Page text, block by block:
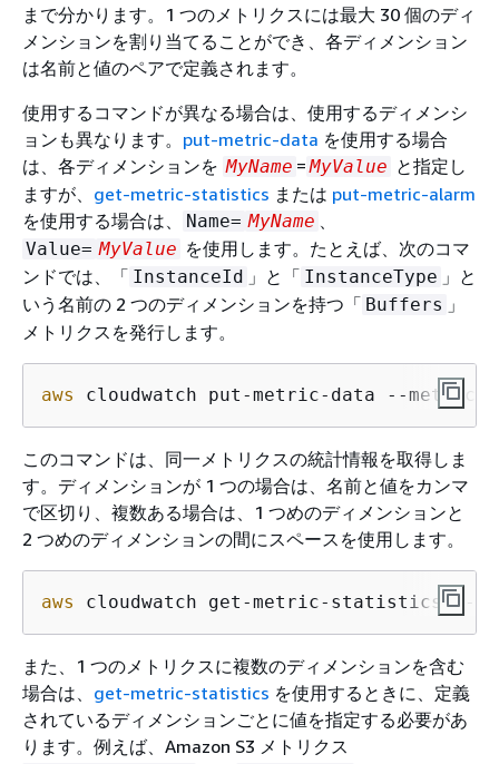
まで分かります。1 つのメトリクスには最大 30 個のディ
メンションを割り当てることができ、各ディメンション
は名前と値のペアで定義されます。
使用するコマンドが異なる場合は、使用するディメンシ
ョンも異なります。 put-metric-data を使用する場合
は、各ディメンションを MyName = MyValue と指定し
ますが、 get-metric-statistics または put-metric-alarm
を使用する場合は、
Name= MyName 、
Value= MyValue を使用します。たとえば、次のコマ
ンドでは、「 InstanceId 」と「 InstanceType 」と
いう名前の 2 つのディメンションを持つ「 Buffers 」
メトリクスを発行します。
aws cloudwatch put-metric-data --metric-
このコマンドは、同一メトリクスの統計情報を取得しま
す。ディメンションが 1 つの場合は、名前と値をカンマ
で区切り、複数ある場合は、1 つめのディメンションと
2 つめのディメンションの間にスペースを使用します。
aws cloudwatch get-metric-statistics --
また、1 つのメトリクスに複数のディメンションを含む
場合は、 get-metric-statistics を使用するときに、定義
されているディメンションごとに値を指定する必要があ
ります。例えば、Amazon S3 メトリクス